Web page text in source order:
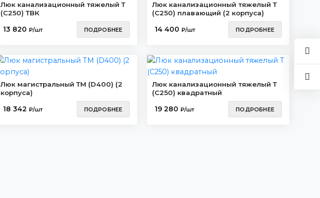
Люк канализационный тяжелый Т
(C250) ТВК
13 820 ₽/шт ПОДРОБНЕЕ
Люк канализационный тяжелый Т
(C250) плавающий (2 корпуса)
14 400₽/шт ПОДРОБНЕЕ
Люк магистральный ТМ (D400) (2
корпуса)
18 342 ₽/шт ПОДРОБНЕЕ
Люк канализационный тяжелый Т
(C250) квадратный
19 280₽/шт ПОДРОБНЕЕ